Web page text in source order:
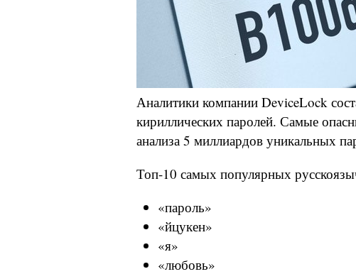
Аналитики компании DeviceLock
кириллических паролей. Самые
анализа 5 миллиардов уникальных
Топ-10 самых популярных
«пароль»
«йцукен»
«я»
«любовь»